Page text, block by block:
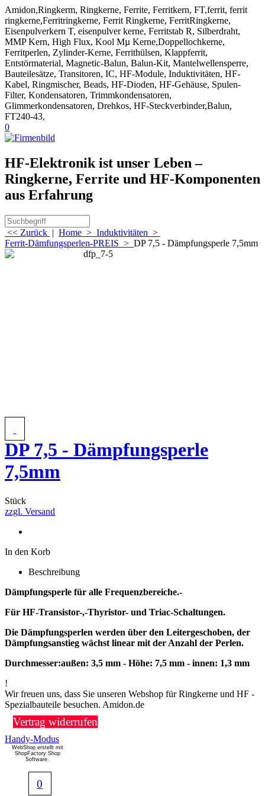
Amidon,Ringkerm, Ringkerne, Ferrite, Ferritkern, FT,ferrit, ferrit
ringkerne,Ferritringkerne, Ferrit Ringkerne, FerritRingkerne,
Eisenpulverkern T, eisenpulver kerne, Ferritstab R, Silberdraht,
MMP Kern, High Flux, Kool Mµ Kerne,Doppellochkerne,
Ferritperlen, Zylinder-Kerne, Ferrithülsen, Klappferrit,
Entstörmaterial, Magnetic-Balun, Balun-Kit, Mantelwellensperre,
Bauteilesätze, Transitoren, IC, HF-Module, Induktivitäten, HF-
Kabel, Ringmischer, Beads, HF-Dioden, HF-Gehäuse, Spulen-
Filter, Kondensatoren, Trimmkondensatoren,
Glimmerkondensatoren, Drehkos, HF-Steckverbinder,Balun,
FT240-43,
0
HF-Elektronik ist unser Leben –
Ringkerne, Ferrite und HF-Komponenten
aus Erfahrung
<< Zurück | Home > Induktivitäten >
Ferrit-Dämfungsperlen-PREIS > DP 7,5 - Dämpfungsperle 7,5mm
DP 7,5 - Dämpfungsperle
7,5mm
Stück
zzgl. Versand
In den Korb
Beschreibung
Dämpfungsperle für alle Frequenzbereiche.-
Für HF-Transistor-,-Thyristor- und Triac-Schaltungen.
Die Dämpfungsperlen werden über den Leitergeschoben, der
Dämpfungsanstieg wächst linear mit der Anzahl der Perlen.
Durchmesser:außen: 3,5 mm - Höhe: 7,5 mm - innen: 1,3 mm
!
Wir freuen uns, dass Sie unseren Webshop für Ringkerne und HF -
Spezialbauteile besuchen. Amidon.de
Vertrag widerrufen
Handy-Modus
WebShop erstellt mit
ShopFactory Shop
Software.
0